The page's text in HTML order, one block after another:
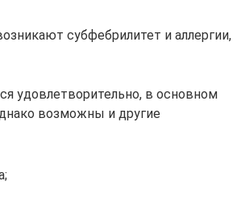
субфебрилитет и аллергии,
удовлетворительно, в основном
возможны и другие